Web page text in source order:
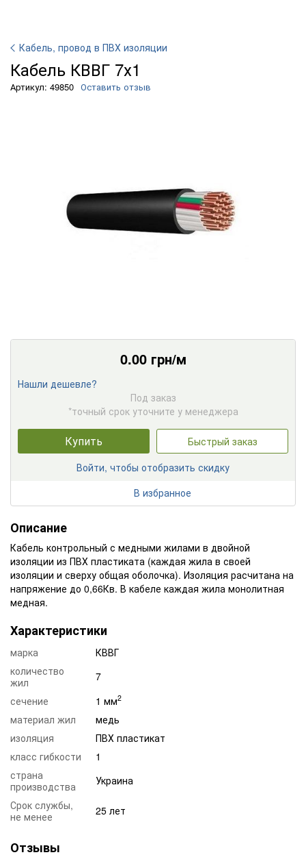
Кабель, провод в ПВХ изоляции
Кабель КВВГ 7х1
Артикул: 49850 Оставить отзыв
0.00грн/м
Нашли дешевле?
Под заказ
*точный срок уточните у менеджера
Купить
Быстрый заказ
Войти, чтобы отобразить скидку
В избранное
Описание
Кабель контрольный с медными жилами в двойной
изоляции из ПВХ пластиката (каждая жила в своей
изоляции и сверху общая оболочка). Изоляция расчитана на
напряжение до 0,66Кв. В кабеле каждая жила монолитная
медная.
Характеристики
марка
КВВГ
количество
жил
7
сечение
1 мм2
материал жил
медь
изоляция
ПВХ пластикат
класс гибкости
1
страна
производства
Украина
Срок службы,
не менее
25 лет
Отзывы